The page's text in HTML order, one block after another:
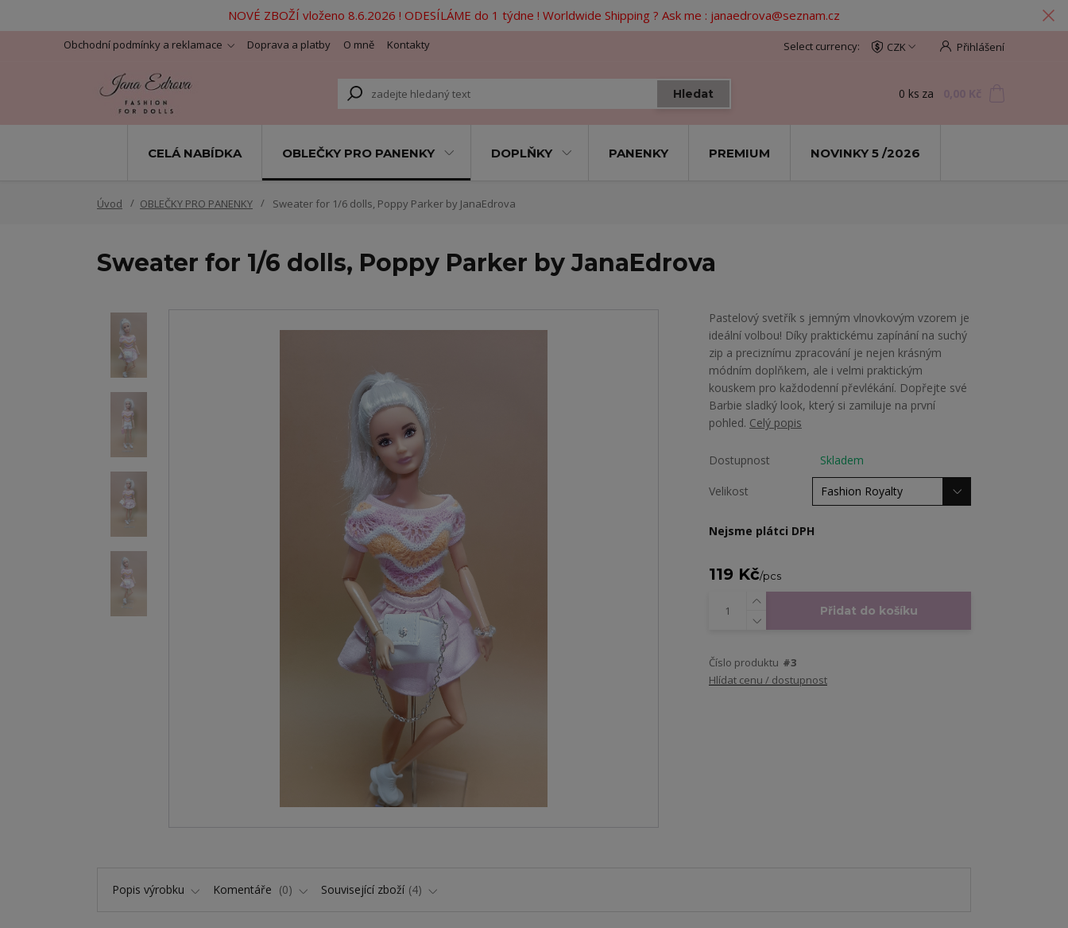
NOVÉ ZBOŽÍ vloženo 8.6.2026 ! ODESÍLÁME do 1 týdne ! Worldwide Shipping ? Ask me : janaedrova@seznam.cz
Obchodní podmínky a reklamace Doprava a platby O mně Kontakty CZK Přihlášení
Hledat 0 ks za
CELÁ NABÍDKA OBLEČKY PRO PANENKY DOPLŇKY PANENKY PREMIUM NOVINKY 5 /2026
Úvod OBLEČKY PRO PANENKY Sweater for 1/6 dolls, Poppy Parker by JanaEdrova
Sweater for 1/6 dolls, Poppy Parker by JanaEdrova
Pastelový svetřík s jemným vlnovkovým vzorem je
ideální volbou! Díky praktickému zapínání na suchý
zip a preciznímu zpracování je nejen krásným
módním doplňkem, ale i velmi praktickým
kouskem pro každodenní převlékání. Dopřejte své
Barbie sladký look, který si zamiluje na první
pohled. Celý popis
Dostupnost Skladem
Velikost
Nejsme plátci DPH
119 Kč/pcs
Přidat do košíku
Číslo produktu #3
Hlídat cenu / dostupnost
Popis výrobku Komentáře 0 Související zboží 4